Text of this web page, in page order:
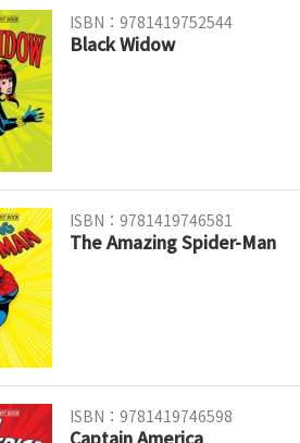
ISBN：9781419752544
Black Widow
ISBN：9781419746581
The Amazing Spider-Man
ISBN：9781419746598